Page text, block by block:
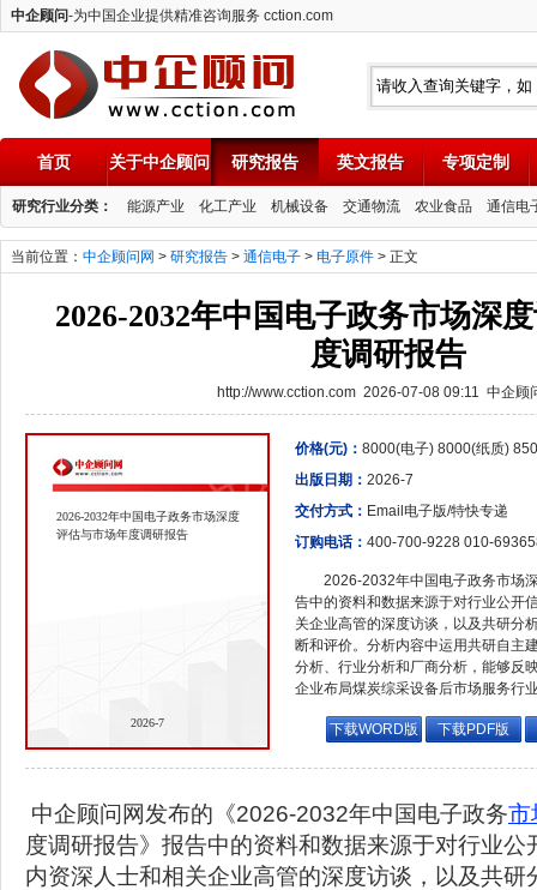
中企顾问-为中国企业提供精准咨询服务 cction.com
中企顾问
首页 关于中企顾问 研究报告 英文报告 专项定制
研究行业分类： 能源产业 化工产业 机械设备 交通物流 农业食品 通信电
当前位置： 中企顾问网 > 研究报告 > 通信电子 > 电子原件 > 正文
2026-2032年中国电子政务市场深
度调研报告
http://www.cction.com 2026-07-08 09:11 中企顾
2026-2032年中国电子政务市场深度
评估与市场年度调研报告
2026-7
价格(元)： 8000(电子) 8000(纸质)
出版日期： 2026-7
交付方式： Email电子版/特快专递
订购电话： 400-700-9228 010-
2026-2032年中国电子政务市场
告中的资料和数据来源于对行业公开
关企业高管的深度访谈，以及共研分
断和评价。分析内容中运用共研自主
分析、行业分析和厂商分析，能够反
企业布局煤炭综采设备后市场服务行
下载WORD版 下载PDF版
中企顾问网发布的《2026-2032年中国电子政务市
度调研报告》报告中的资料和数据来源于对行业公
内资深人士和相关企业高管的深度访谈，以及共研